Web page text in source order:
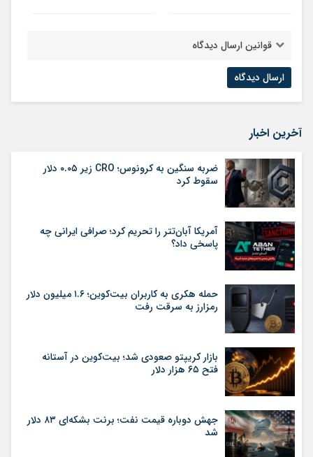
قوانین ارسال دیدگاه
آخرین اخبار
ضربه سنگین به کرونوس؛ CRO زیر ۰.۰۵ دلار
سقوط کرد
آمریکا آبان‌تتر را تحریم کرد؛ صرافی ایرانی چه
پاسخی داد؟
حمله هکری به کاربران بیت‌کوین؛ ۱.۶ میلیون دلار
رمزارز به سرقت رفت
بازار کریپتو صعودی شد؛ بیت‌کوین در آستانه
فتح ۶۵ هزار دلار
جهش دوباره قیمت نفت؛ برنت بشکه‌ای ۸۳ دلار
شد